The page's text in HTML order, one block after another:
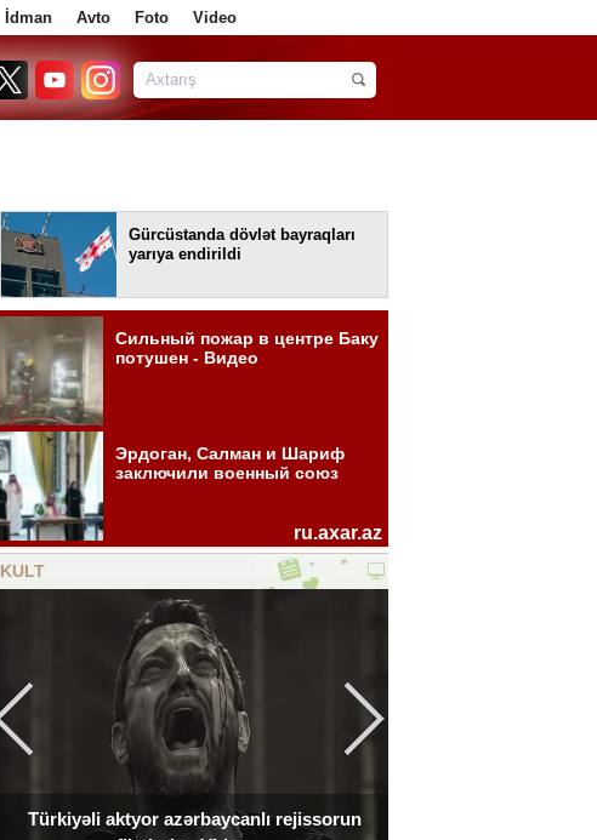
İdman Avto Foto Video
Gürcüstanda dövlət bayraqları
yarıya endirildi
KULT
Türkiyəli aktyor azərbaycanlı rejissorun